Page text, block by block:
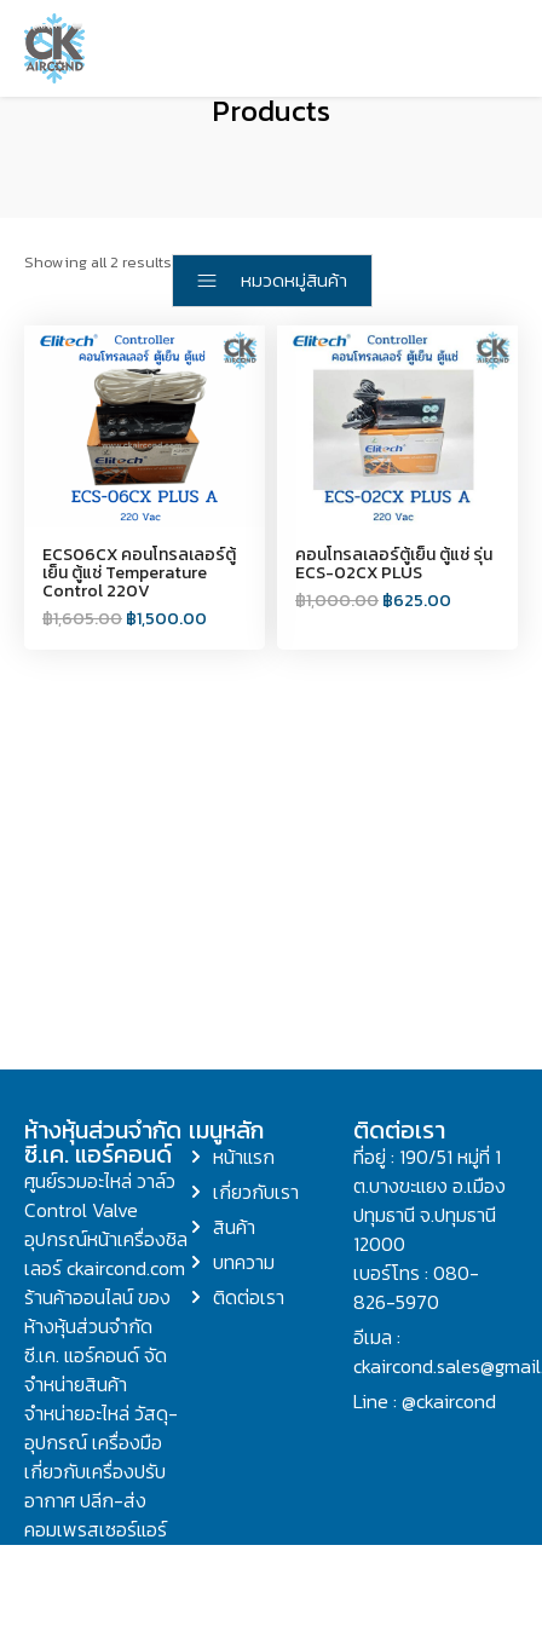
Products
Showing all 2 results
หมวดหมู่สินค้า
ECS06CX คอนโทรลเลอร์ตู้
เย็น ตู้แช่ Temperature
Control 220V
฿1,605.00฿1,500.00
คอนโทรลเลอร์ตู้เย็น ตู้แช่ รุ่น
ECS-02CX PLUS
฿1,000.00฿625.00
ห้างหุ้นส่วนจำกัด
ซี.เค. แอร์คอนด์
ศูนย์รวมอะไหล่ วาล์ว
Control Valve
อุปกรณ์หน้าเครื่องชิล
เลอร์ ckaircond.com
ร้านค้าออนไลน์ ของ
ห้างหุ้นส่วนจำกัด
ซี.เค. แอร์คอนด์ จัด
จำหน่ายสินค้า
จำหน่ายอะไหล่ วัสดุ-
อุปกรณ์ เครื่องมือ
เกี่ยวกับเครื่องปรับ
อากาศ ปลีก-ส่ง
คอมเพรสเซอร์แอร์
เมนูหลัก
หน้าแรก
เกี่ยวกับเรา
สินค้า
บทความ
ติดต่อเรา
ติดต่อเรา
ที่อยู่ : 190/51 หมู่ที่ 1
ต.บางขะแยง อ.เมือง
ปทุมธานี จ.ปทุมธานี
12000
เบอร์โทร : 080-
826-5970
อีเมล :
Line : @ckaircond